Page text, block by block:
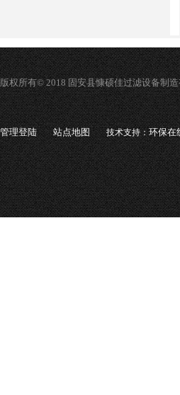
版权所有© 2018 固安县慷硕佳过滤设备制
管理登陆 站点地图 技术支持：环保在